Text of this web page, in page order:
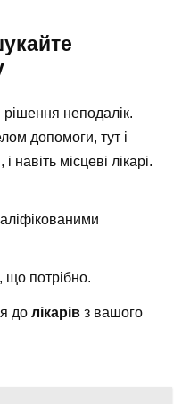
неподалік.
допомоги, тут і
навіть місцеві лікарі.
потрібно.
до лікарів з вашого